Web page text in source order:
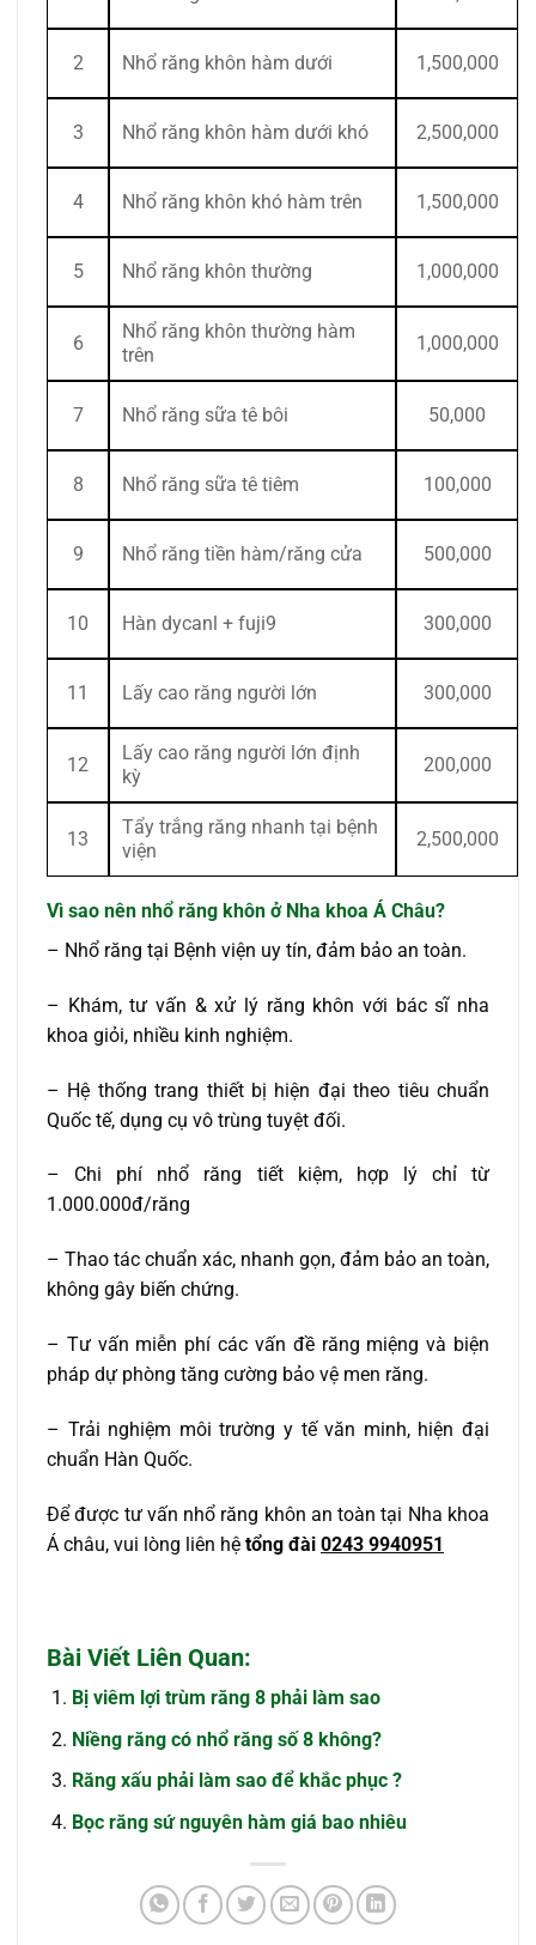
2 Nhổ răng khôn hàm dưới 1,500,000
3 Nhổ răng khôn hàm dưới khó 2,500,000
4 Nhổ răng khôn khó hàm trên 1,500,000
5 Nhổ răng khôn thường 1,000,000
6
Nhổ răng khôn thường hàm
trên
1,000,000
7 Nhổ răng sữa tê bôi 50,000
8 Nhổ răng sữa tê tiêm 100,000
9 Nhổ răng tiền hàm/răng cửa 500,000
10 Hàn dycanl + fuji9 300,000
11 Lấy cao răng người lớn 300,000
12
Lấy cao răng người lớn định
kỳ
200,000
13
Tẩy trắng răng nhanh tại bệnh
viện
2,500,000
Vì sao nên nhổ răng khôn ở Nha khoa Á Châu?
– Nhổ răng tại Bệnh viện uy tín, đảm bảo an toàn.
– Khám, tư vấn & xử lý răng khôn với bác sĩ nha
khoa giỏi, nhiều kinh nghiệm.
– Hệ thống trang thiết bị hiện đại theo tiêu chuẩn
Quốc tế, dụng cụ vô trùng tuyệt đối.
– Chi phí nhổ răng tiết kiệm, hợp lý chỉ từ
1.000.000đ/răng
– Thao tác chuẩn xác, nhanh gọn, đảm bảo an toàn,
không gây biến chứng.
– Tư vấn miễn phí các vấn đề răng miệng và biện
pháp dự phòng tăng cường bảo vệ men răng.
– Trải nghiệm môi trường y tế văn minh, hiện đại
chuẩn Hàn Quốc.
Để được tư vấn nhổ răng khôn an toàn tại Nha khoa
Á châu, vui lòng liên hệ tổng đài 0243 9940951
Bài Viết Liên Quan:
Bị viêm lợi trùm răng 8 phải làm sao
Niềng răng có nhổ răng số 8 không?
Răng xấu phải làm sao để khắc phục ?
Bọc răng sứ nguyên hàm giá bao nhiêu